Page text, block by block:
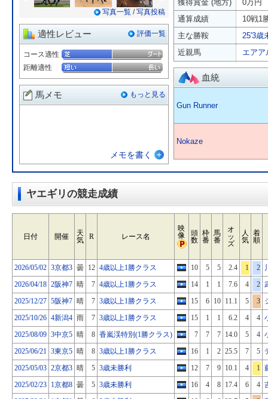
写真一覧 /写真投稿
適性レビュー 評価一覧
コース適性
距離適性
馬メモ もっと見る
メモを書く
獲得賞金 (地方)
0万円
通算成績
10戦1
主な勝鞍
25'3歳
近親馬
エアア
血統
Gun Runner
Nokaze
ヤエギリの競走成績
日付 開催
天
気
R レース名
映
像
頭
数
枠
番
馬
番
オ
ッ
ズ
人
気
着
順
2026/05/02 3京都3 曇 12 4歳以上1勝クラス 10 5 5 2.4 1 2
2026/04/18 2阪神7 晴 7 4歳以上1勝クラス 14 1 1 7.6 4 2
2025/12/27 5阪神7 晴 7 3歳以上1勝クラス 15 6 10 11.1 5 3
2025/10/26 4新潟4 雨 7 3歳以上1勝クラス 15 1 1 6.2 4 4
2025/08/09 3中京5 晴 8 香嵐渓特別(1勝クラス) 7 7 7 14.0 5 4
2025/06/21 3東京5 晴 8 3歳以上1勝クラス 16 1 2 25.5 7 5
2025/05/03 2京都3 晴 5 3歳未勝利 12 7 9 10.1 4 1
2025/02/23 1京都8 曇 5 3歳未勝利 16 4 8 17.4 6 4